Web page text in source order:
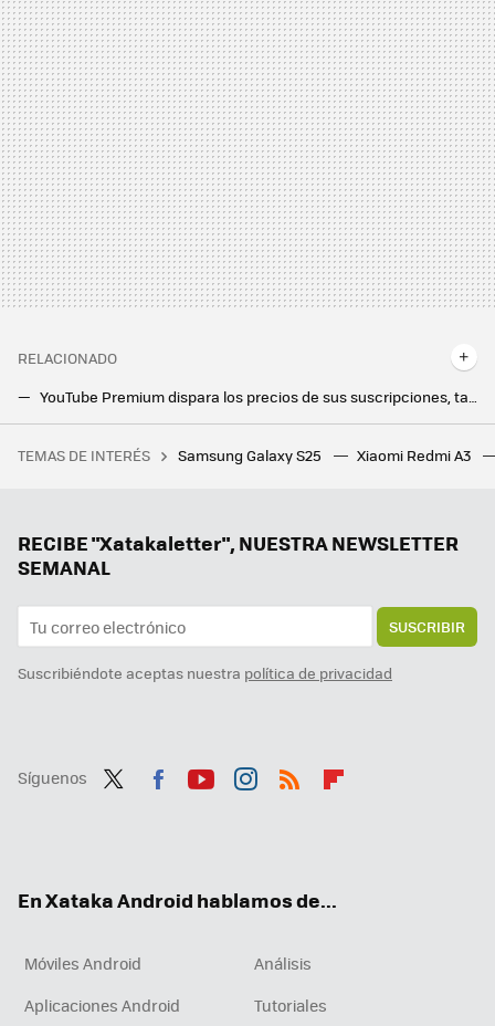
RELACIONADO
YouTube Premium dispara los precios de sus suscripciones, también en España. Esto es lo que costará quitar los anuncios a partir de ahora
La nueva Telefónica quiere reinventar su oferta de contenidos: está valorando pujar por un canal de televisión en abierto
TEMAS DE INTERÉS Samsung Galaxy S25 Xiaomi Redmi A3
RECIBE "Xatakaletter", NUESTRA NEWSLETTER
SEMANAL
SUSCRIBIR
Suscribiéndote aceptas nuestra política de privacidad
Síguenos
En Xataka Android hablamos de...
Móviles Android
Análisis
Aplicaciones Android
Tutoriales